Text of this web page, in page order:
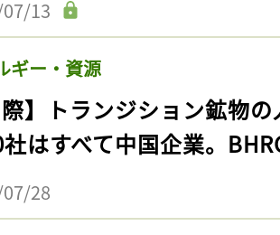
13
ギー・資源
際】トランジション鉱物
社はすべて中国企業。
28